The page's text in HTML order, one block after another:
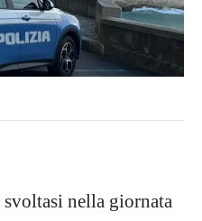
nella giornata